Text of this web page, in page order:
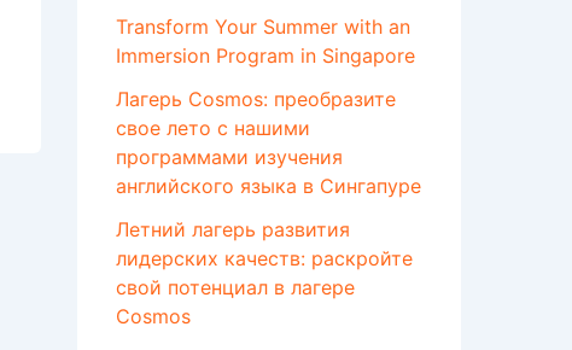
Transform Your Summer with an
Immersion Program in Singapore
Лагерь Cosmos: преобразите
свое лето с нашими
программами изучения
английского языка в Сингапуре
Летний лагерь развития
лидерских качеств: раскройте
свой потенциал в лагере
Cosmos